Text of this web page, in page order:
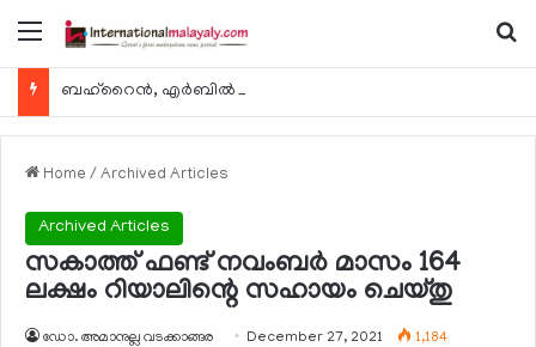
Menu
Home / Archived Articles
Archived Articles
സകാത്ത് ഫണ്ട് നവംബര്‍ മാസം 164
ലക്ഷം റിയാലിന്റെ സഹായം ചെയ്തു
ഡോ. അമാനുല്ല വടക്കാങ്ങര December 27, 2021 1,184